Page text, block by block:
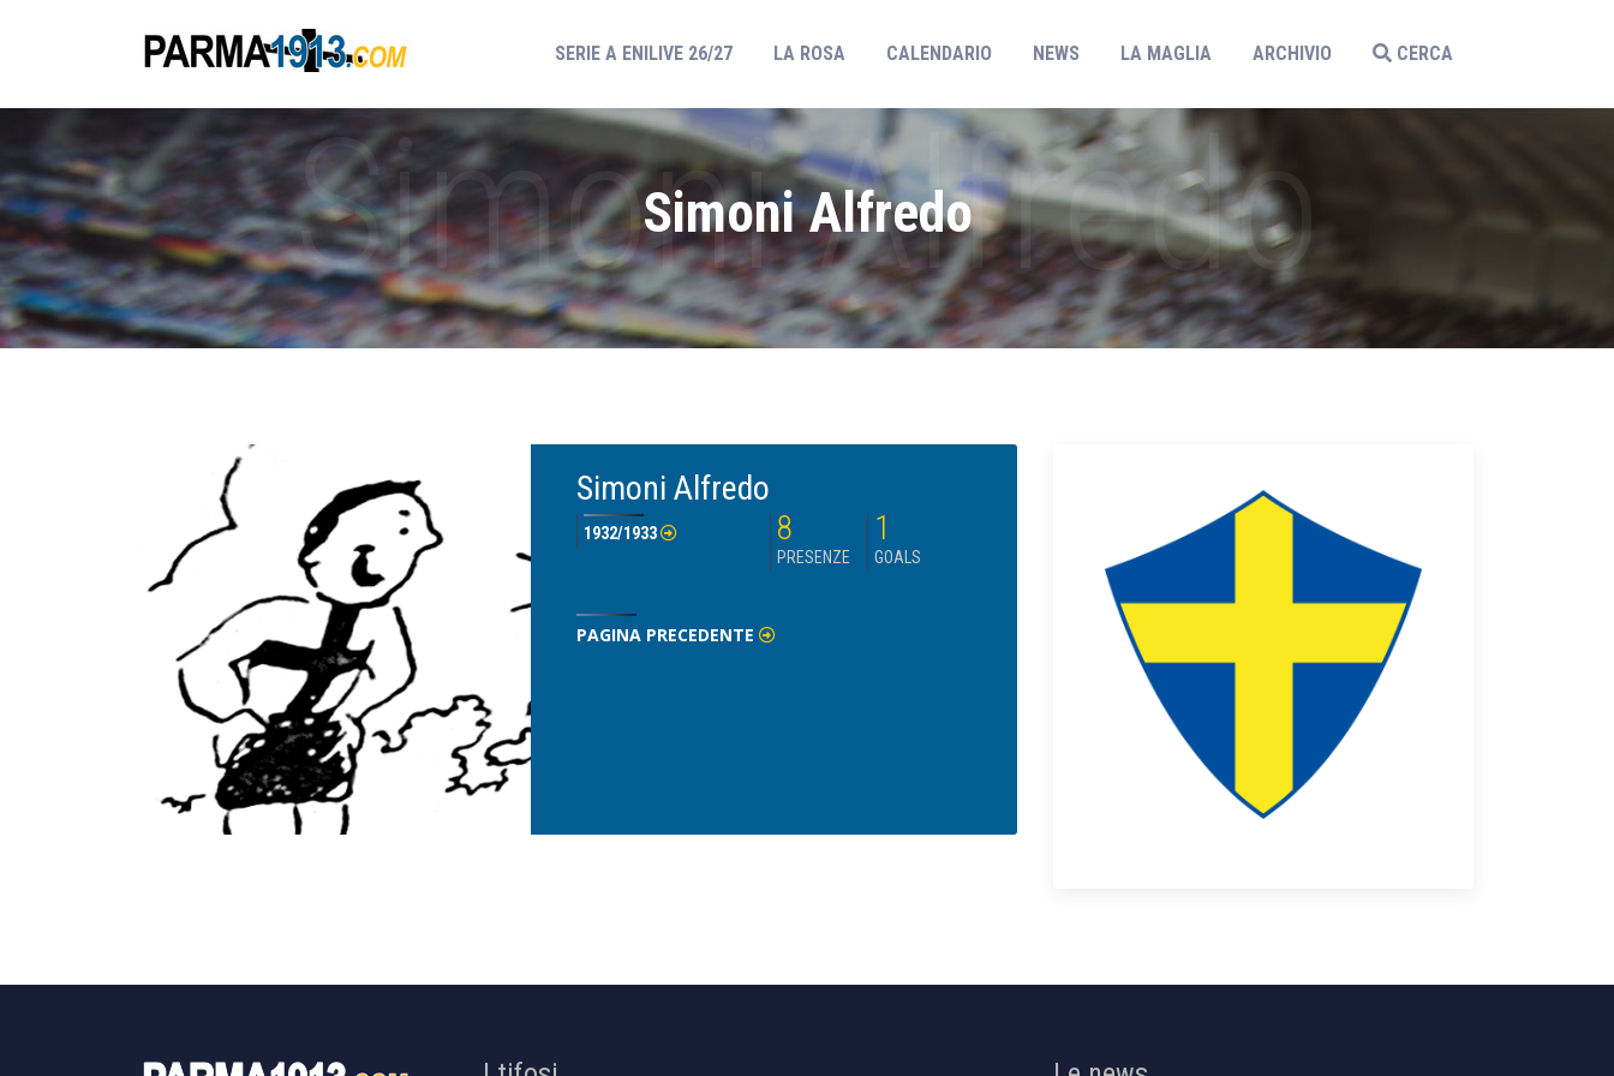
SERIE A ENILIVE 26/27(CURRENT)
LA ROSA CALENDARIO NEWS LA MAGLIA ARCHIVIO CERCA
Simoni Alfredo
Simoni Alfredo
1932/1933 8
PRESENZE
1
GOALS
PAGINA PRECEDENTE